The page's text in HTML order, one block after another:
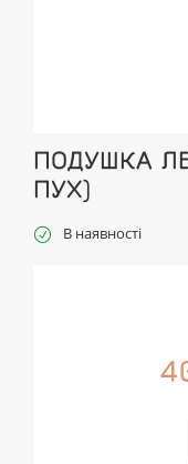
ПОДУШКА
ПУХ)
В наявності